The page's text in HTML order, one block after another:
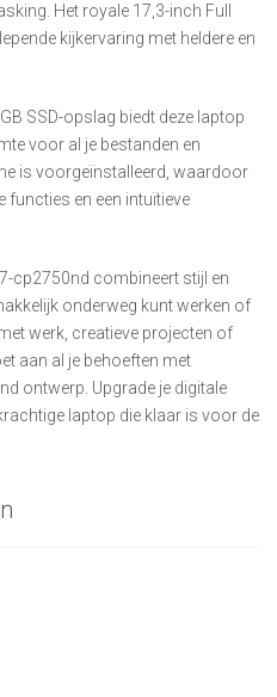
Het royale 17,3-inch Full
kijkervaring met heldere en
SSD-opslag biedt deze laptop
voor al je bestanden en
is voorgeïnstalleerd, waardoor
functies en een intuïtieve
cp2750nd combineert stijl en
onderweg kunt werken of
werk, creatieve projecten of
aan al je behoeften met
ontwerp. Upgrade je digitale
laptop die klaar is voor de